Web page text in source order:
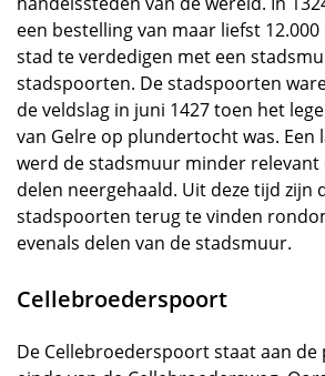
een bestelling van maar liefst
stad te verdedigen met een
stadspoorten. De stadspoorten
de veldslag in juni 1427 toen het
van Gelre op plundertocht was. Een
werd de stadsmuur minder
delen neergehaald. Uit deze tijd zijn
stadspoorten terug te vinden
evenals delen van de stadsmuur.
Cellebroederspoort
De Cellebroederspoort staat aan de